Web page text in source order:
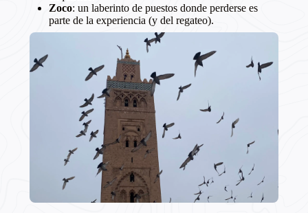
Zoco: un laberinto de puestos donde perderse es
parte de la experiencia (y del regateo).